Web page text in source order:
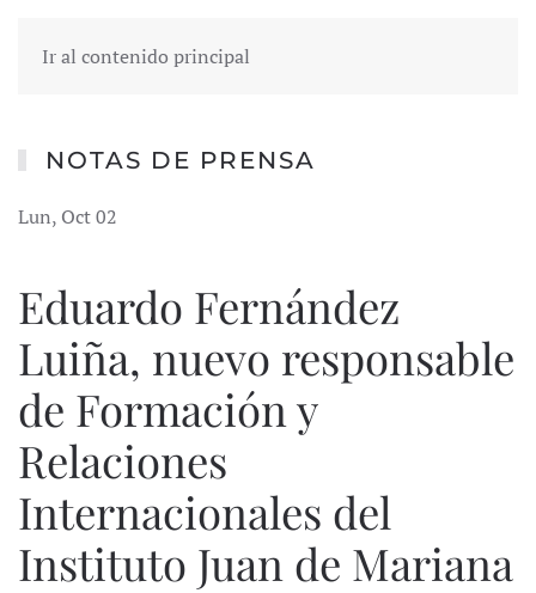
Ir al contenido principal
NOTAS DE PRENSA
Lun, Oct 02
Eduardo Fernández
Luiña, nuevo responsable
de Formación y
Relaciones
Internacionales del
Instituto Juan de Mariana